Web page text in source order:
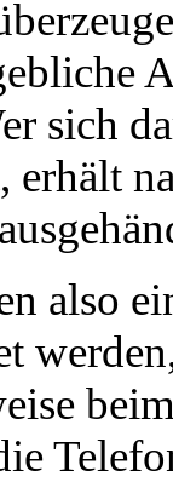
sich
erhält
also